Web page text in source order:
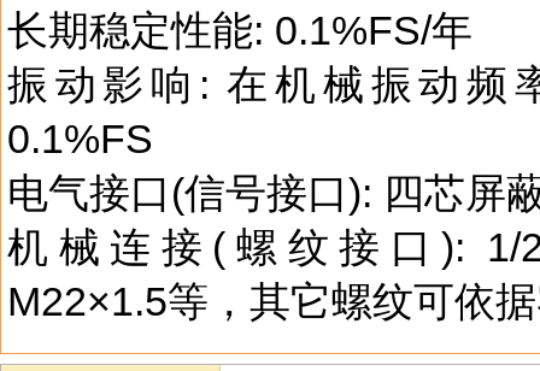
长期稳定性能: 0.1%FS/年
振动影响: 在机械振动频
0.1%FS
电气接口(信号接口): 四芯屏
机械连接(螺纹接口): 1/
M22×1.5等，其它螺纹可依